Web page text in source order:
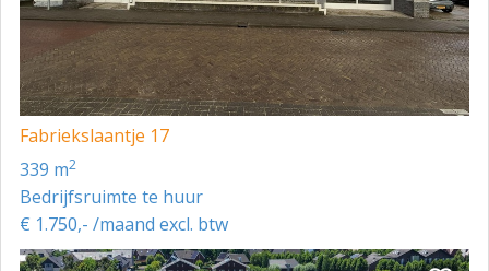
Het Wargaren 15 is gelegen op een bedrijventerrein in
Lith. Via de N625 is er goede doorrijmogelijkheid met
verbindingen naar de grotere snelwegen A59 en A2,
wat zowel lokaal als regionaal de bereikbaarheid sterk
bevordert.
Fabriekslaantje 17
339 m2
Bedrijfsruimte te huur
€ 1.750,- /maand excl. btw